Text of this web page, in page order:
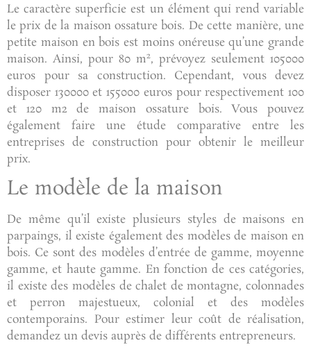
Le caractère superficie est un élément qui rend variable
le prix de la maison ossature bois. De cette manière, une
petite maison en bois est moins onéreuse qu’une grande
maison. Ainsi, pour 80 m2, prévoyez seulement 105000
euros pour sa construction. Cependant, vous devez
disposer 130000 et 155000 euros pour respectivement 100
et 120 m2 de maison ossature bois. Vous pouvez
également faire une étude comparative entre les
entreprises de construction pour obtenir le meilleur
prix.
Le modèle de la maison
De même qu’il existe plusieurs styles de maisons en
parpaings, il existe également des modèles de maison en
bois. Ce sont des modèles d’entrée de gamme, moyenne
gamme, et haute gamme. En fonction de ces catégories,
il existe des modèles de chalet de montagne, colonnades
et perron majestueux, colonial et des modèles
contemporains. Pour estimer leur coût de réalisation,
demandez un devis auprès de différents entrepreneurs.